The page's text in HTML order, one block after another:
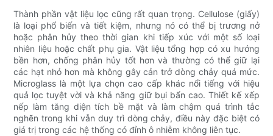
Thành phần vật liệu lọc cũng rất quan trọng. Cellulose (giấy)
là loại phổ biến và tiết kiệm, nhưng nó có thể bị trương nở
hoặc phân hủy theo thời gian khi tiếp xúc với một số loại
nhiên liệu hoặc chất phụ gia. Vật liệu tổng hợp có xu hướng
bền hơn, chống phân hủy tốt hơn và thường có thể giữ lại
các hạt nhỏ hơn mà không gây cản trở dòng chảy quá mức.
Microglass là một lựa chọn cao cấp khác nổi tiếng với hiệu
quả lọc tuyệt vời và khả năng giữ bụi bẩn cao. Thiết kế xếp
nếp làm tăng diện tích bề mặt và làm chậm quá trình tắc
nghẽn trong khi vẫn duy trì dòng chảy, điều này đặc biệt có
giá trị trong các hệ thống có đỉnh ô nhiễm không liên tục.